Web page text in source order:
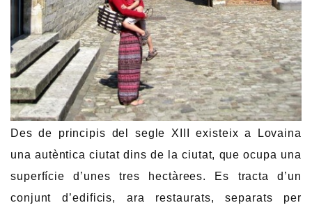
Des de principis del segle XIII existeix a Lovaina
una autèntica ciutat dins de la ciutat, que ocupa una
superfície d’unes tres hectàrees. Es tracta d’un
conjunt d’edificis, ara restaurats, separats per